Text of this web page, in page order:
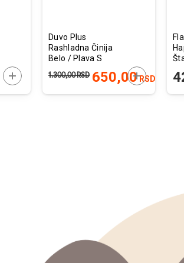
DODAJTE U KORPU
Duvo Plus
Rashladna Činija
Belo / Plava S
650,00RSD
1.300,00RSD DODAJTE U